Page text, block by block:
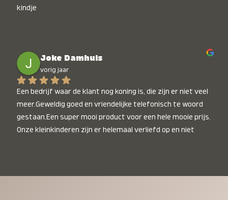
kindje
Joke Damhuis
vorig jaar
Een bedrijf waar de klant nog koning is, die zijn er niet veel
meer.Geweldig goed en vriendelijke telefonisch te woord
gestaan.Een super mooi product voor een hele mooie prijs.
Onze kleinkinderen zijn er helemaal verliefd op en niet